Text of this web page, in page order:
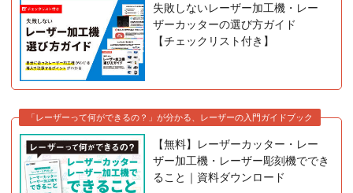
失敗しないレーザー加工機・レー
ザーカッターの選び方ガイド
【チェックリスト付き】
「レーザーって何ができるの？」が分かる、レーザーの入門ガイドブック
【無料】レーザーカッター・レー
ザー加工機・レーザー彫刻機ででき
ること｜資料ダウンロード